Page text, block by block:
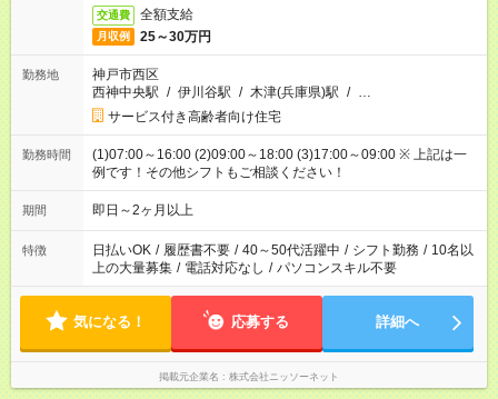
交通費 全額支給
月収例 25～30万円
勤務地
神戸市西区
西神中央駅 / 伊川谷駅 / 木津(兵庫県)駅 / …
サービス付き高齢者向け住宅
勤務時間
(1)07:00～16:00 (2)09:00～18:00 (3)17:00～09:00 ※ 上記は一
例です！その他シフトもご相談ください！
期間 即日～2ヶ月以上
特徴 日払いOK / 履歴書不要 / 40～50代活躍中 / シフト勤務 / 10名以
上の大量募集 / 電話対応なし / パソコンスキル不要
気になる！ 応募する 詳細へ
掲載元企業名 株式会社ニッソーネット